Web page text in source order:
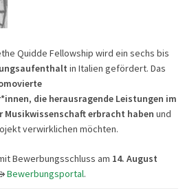
Quidde Fellowship wird ein sechs bis
in Italien gefördert. Das
, die herausragende Leistungen im
Musikwissenschaft erbracht haben und
verwirklichen möchten.
Bewerbungsschluss am 14. August
Bewerbungsportal.